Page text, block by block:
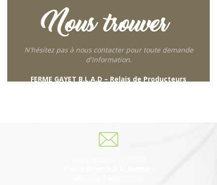
Nous trouver
N'hésitez pas à nous contacter pour toute demande
d'information.
FERME GAYET B.L.A.D – Relais de Producteurs